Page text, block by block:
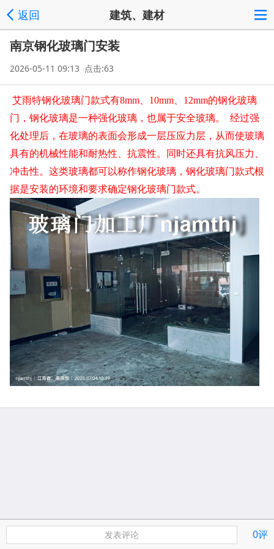
返回 建筑、建材
南京钢化玻璃门安装
2026-05-11 09:13 点击:63
艾雨特钢化玻璃门款式有8mm、10mm、12mm的钢化玻璃
门，钢化玻璃是一种强化玻璃，也属于安全玻璃。 经过强
化处理后，在玻璃的表面会形成一层压应力层，从而使玻璃
具有的机械性能和耐热性、抗震性。同时还具有抗风压力、
冲击性。这类玻璃都可以称作钢化玻璃，钢化玻璃门款式根
据是安装的环境和要求确定钢化玻璃门款式。
发表评论 0评